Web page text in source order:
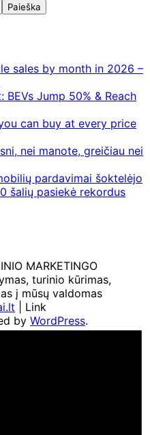
Paieška
sales by month in 2026 –
BEVs Jump 50% & Reach
can buy at every price
nei manote, greičiau nei
pardavimai šoktelėjo
šalių pasiekė rekordus
MARKETINGO
turinio kūrimas,
į mūsų valdomas
| Link
by WordPress.